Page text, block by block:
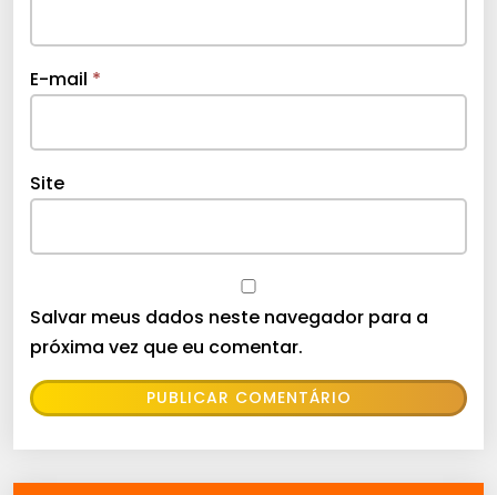
E-mail *
Site
Salvar meus dados neste navegador para a
próxima vez que eu comentar.